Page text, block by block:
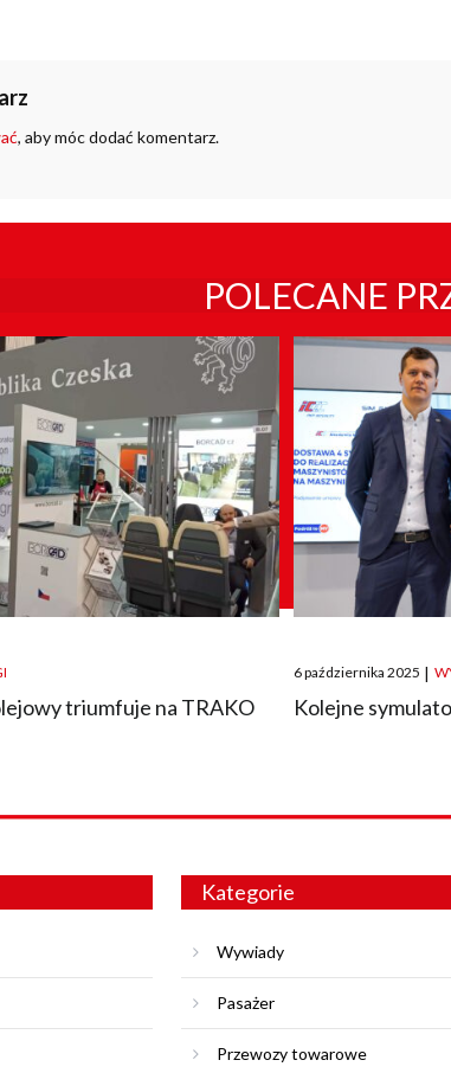
, aby móc dodać komentarz.
POLECANE
triumfuje na TRAKO
Posted
on
6 października 2025 |
Kolejne
Kategorie
Wywiady
Pasażer
Przewozy towarowe